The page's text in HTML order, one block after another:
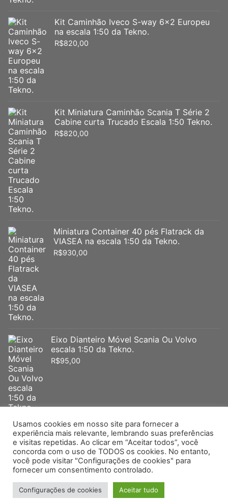
Kit Caminhão Iveco S-way 6x2 Europeu
na escala 1:50 da Tekno.
R$820,00
Kit Miniatura Caminhão Scania T Série 2
Cabine curta Trucado Escala 1:50 Tekno.
R$820,00
Miniatura Container 40 pés Flatrack da
VIASEA na escala 1:50 da Tekno.
R$930,00
Eixo Dianteiro Móvel Scania Ou Volvo
escala 1:50 da Tekno.
R$95,00
Arpra – Minimac -Supermini – Jue – Minibrindes- Tekno – WSI –
Conrad -IMC – Miniatura Volvo – Miniatura Mercedes Miniatura
– IVECO – Miniatura Scania – Miniatura DAF – Miniatura Honda
Direitos autorais_ 2026 _Jefferson Miniaturas _Desenvolvido por
:_Tecnomago
Usamos cookies em nosso site para fornecer a
experiência mais relevante, lembrando suas preferências
e visitas repetidas. Ao clicar em “Aceitar todos”, você
concorda com o uso de TODOS os cookies. No entanto,
você pode visitar "Configurações de cookies" para
fornecer um consentimento controlado.
Configurações de cookies Aceitar tudo